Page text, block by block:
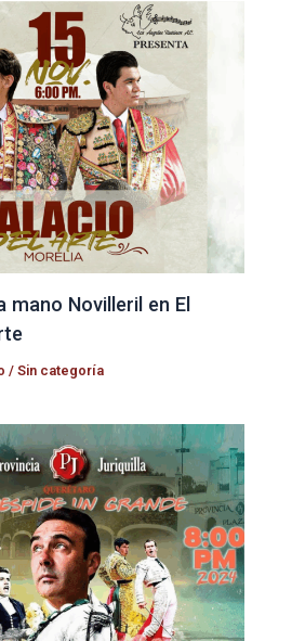
mano Novilleril en El
/Sin categoría